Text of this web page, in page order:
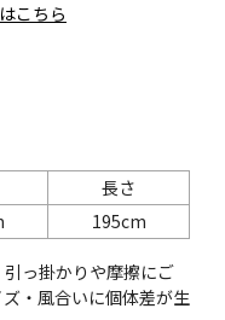
こちら
長さ
195cm
っ掛かりや摩擦にご
・風合いに個体差が生